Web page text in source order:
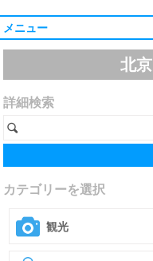
メニュー
北
詳細検索
カテゴリーを選択
観光